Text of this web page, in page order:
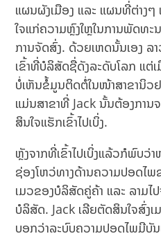
ແຜນຜັງເມືອງ ແລະ ແຜນທີ່ຕ່າງໆ
ໃຈແກ່ຄວາມຫຼົງໃຫຼໃນການພັດທ
ການຈັດສົ່ງ. ດ້ວຍເຫດນັ້ນເອງ ລ
ເຂົ້າທີ່ບໍລິສັດຊື່ດັງລະດັບໂລກ ແຕ່ເ
ບໍ່ເຫັນຂໍ້ມູນຕິດຕໍ່ໃນໜ້າສາຂານິວ
ແມ່ນສາຂາທີ່ Jack ນັ້ນຕ້ອງການ
ສິນໃຈແຮັກເຂົ້າໄປເບິ່ງ.
ຫຼັງຈາກທີ່ເຂົ້າໄປເບິ່ງແລ້ວກໍພົບວ່
ຊ່ອງໂຫວ່ທາງດ້ານຄວາມປອດໄ
ເມວຂອງບໍລິສັດຄູ່ຄ້າ ແລະ ລາມໄ
ບໍລິສັດ. Jack ເລີຍຕັດສິນໃຈສົ່ງ
ບອກວ່າລະບົບຄວາມປອດໄພມີບັ